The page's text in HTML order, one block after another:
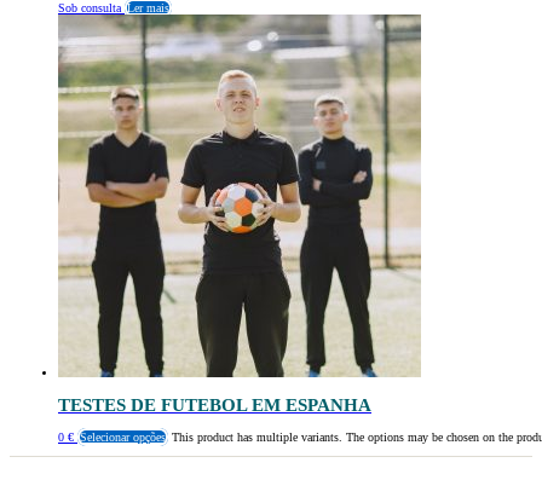
Sob consulta Ler mais
TESTES DE FUTEBOL EM ESPANHA
0 € Selecionar opções This product has multiple variants. The options may be chosen on the